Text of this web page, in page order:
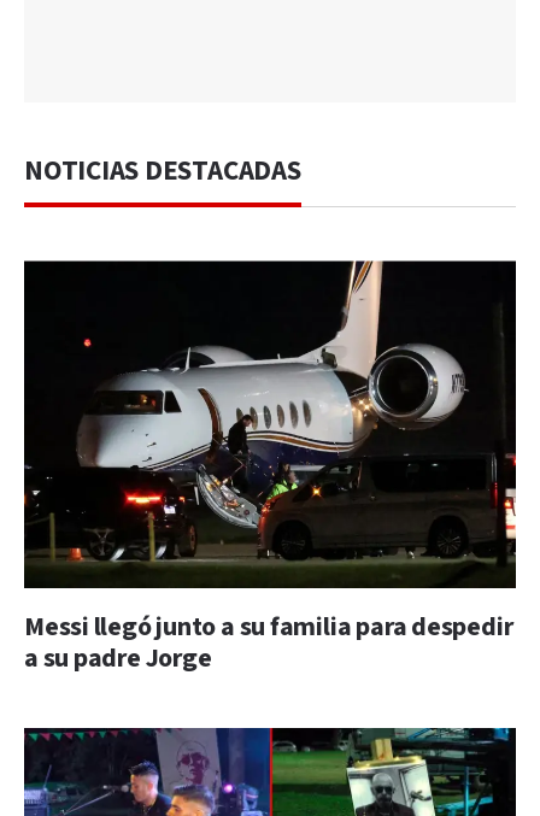
NOTICIAS DESTACADAS
Messi llegó junto a su familia para despedir
a su padre Jorge